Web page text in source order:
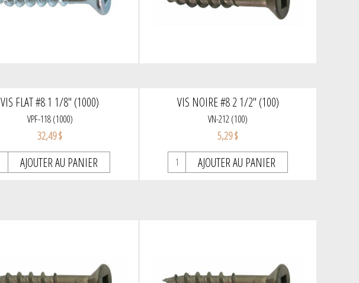
VIS FLAT #8 1 1/8" (1000)
VPF-118 (1000)
32,49 $
AJOUTER AU PANIER
VIS NOIRE #8 2 1/2" (100)
VN-212 (100)
5,29 $
AJOUTER AU PANIER